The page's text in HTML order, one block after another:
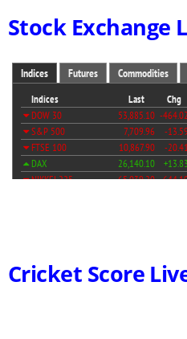
Stock Exchange
Cricket Score